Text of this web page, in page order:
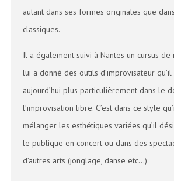
autant dans ses formes originales que
classiques.
Il a également suivi à Nantes un cursus de
lui a donné des outils d’improvisateur
aujourd’hui plus particulièrement dans le
l’improvisation libre. C’est dans ce style
mélanger les esthétiques variées qu’il
le publique en concert ou dans des
d’autres arts (jonglage, danse etc…)